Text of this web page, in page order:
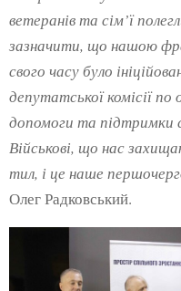
ветеранів та сім’ї
зазначити, що нашою
свого часу було
депутатської комісії по
допомоги та підтримки
Військові, що нас
тил, і це наше
Олег Радковський.